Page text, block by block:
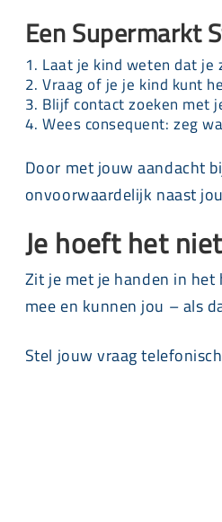
Een Supermarkt
Laat je kind weten dat
Vraag of je je kind kunt
Blijf contact zoeken met
Wees consequent: zeg
Door met jouw aandacht
onvoorwaardelijk naast
Je hoeft het
Zit je met je handen in het
mee en kunnen jou – als
Stel jouw vraag